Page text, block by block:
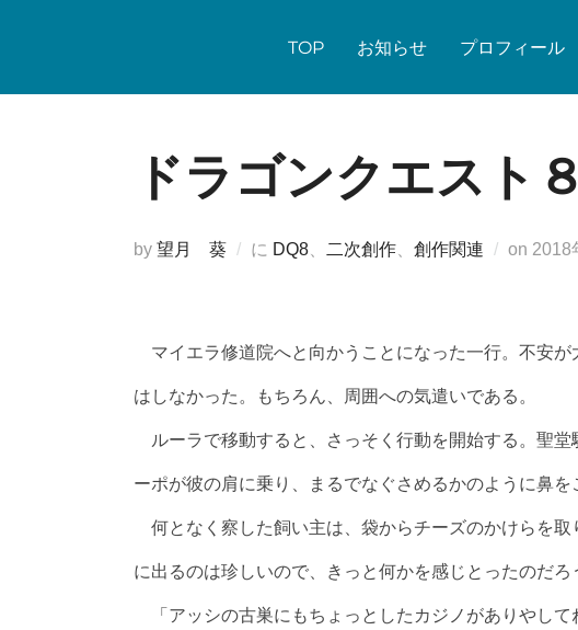
TOP お知らせ プロフィール
ドラゴンクエス
by 望月 葵 に DQ8 二次創作 創作関連 on 投
2018
マイエラ修道院へと向かうことになった一行。不安
はしなかった。もちろん、周囲への気遣いである。
ルーラで移動すると、さっそく行動を開始する。聖堂
ーポが彼の肩に乗り、まるでなぐさめるかのように鼻を
何となく察した飼い主は、袋からチーズのかけらを
に出るのは珍しいので、きっと何かを感じとったのだろ
「アッシの古巣にもちょっとしたカジノがありやして